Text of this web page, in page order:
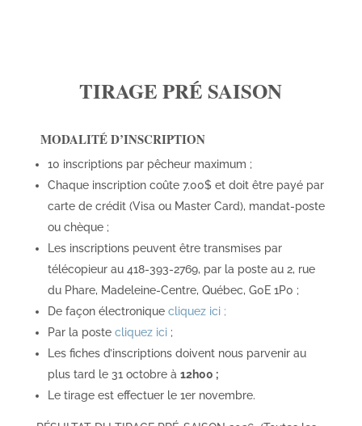
TIRAGE PRÉ SAISON
MODALITÉ D’INSCRIPTION
10 inscriptions par pêcheur maximum ;
Chaque inscription coûte 7.00$ et doit être payé par
carte de crédit (Visa ou Master Card), mandat-poste
ou chèque ;
Les inscriptions peuvent être transmises par
télécopieur au 418-393-2769, par la poste au 2, rue
du Phare, Madeleine-Centre, Québec, G0E 1P0 ;
De façon électronique cliquez ici ;
Par la poste cliquez ici;
Les fiches d’inscriptions doivent nous parvenir au
plus tard le 31 octobre à 12h00 ;
Le tirage est effectuer le 1er novembre.